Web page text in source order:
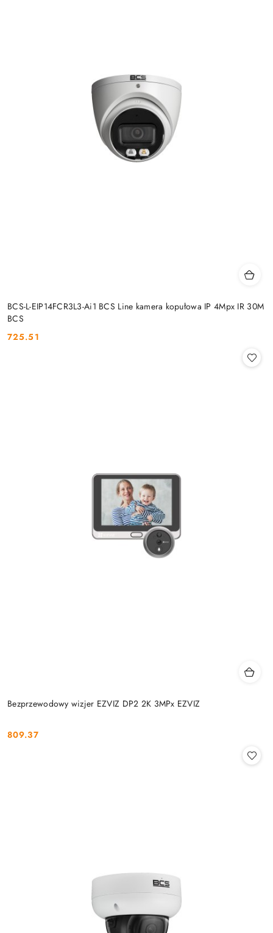
BCS-L-EIP14FCR3L3-Ai1 BCS Line kamera kopułowa IP 4Mpx IR 30M
BCS
Cena:
725.51
Bezprzewodowy wizjer EZVIZ DP2 2K 3MPx EZVIZ
Cena:
809.37